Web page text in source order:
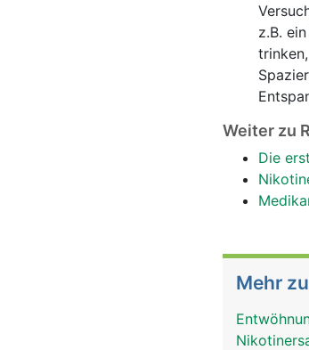
z.B.
Weiter zu
Die
Mehr